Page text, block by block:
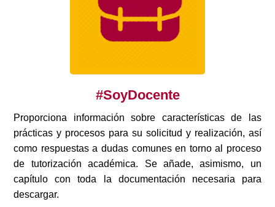
#SoyDocente
Proporciona información sobre características de las
prácticas y procesos para su solicitud y realización, así
como respuestas a dudas comunes en torno al proceso
de tutorización académica. Se añade, asimismo, un
capítulo con toda la documentación necesaria para
descargar.